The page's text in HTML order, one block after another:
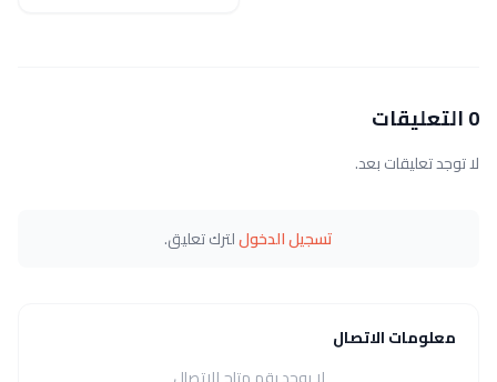
0 التعليقات
لا توجد تعليقات بعد.
تسجيل الدخوللترك تعليق.
معلومات الاتصال